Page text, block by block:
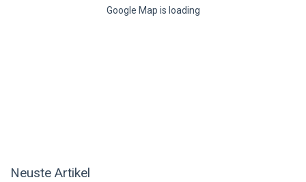
Google Map is loading
Neuste Artikel